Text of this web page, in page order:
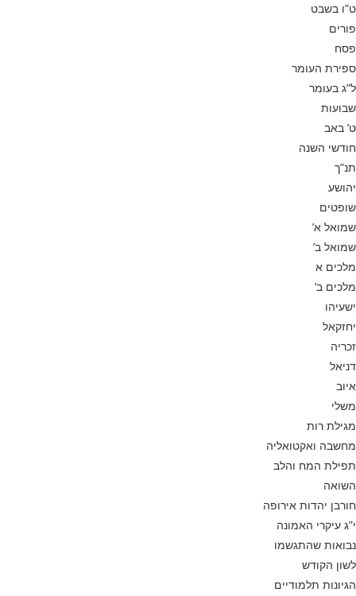
ט”ו בשבט
פורים
פסח
ספירת העומר
ל”ג בעומר
שבועות
ט’ באב
חודשי השנה
תנ”ך
יהושע
שופטים
שמואל א’
שמואל ב’
מלכים א
מלכים ב’
ישעיהו
יחזקאל
זכריה
דניאל
איוב
משלי
מגילת רות
מחשבה ואקטואליה
תפילת המח והלב
השואה
חורבן יהדות אירופה
י”ג עיקרי האמונה
נבואות שהתגשמו
לשון הקודש
הגיונות תלמודיים